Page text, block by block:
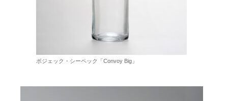
ボジェック・シーペック「Convoy Big」